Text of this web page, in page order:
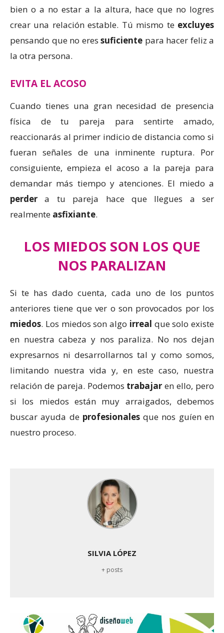
bien o a no estar a la altura, hace que no logres
crear una relación estable. Tú mismo te excluyes
pensando que no eres suficiente para hacer feliz a
la otra persona.
EVITA EL ACOSO
Cuando tienes una gran necesidad de presencia
física de tu pareja para sentirte amado,
reaccionarás al primer indicio de distancia como si
fueran señales de una inminente ruptura. Por
consiguiente, empieza el acoso a la pareja para
demandar más tiempo y atenciones. El miedo a
perder a tu pareja hace que llegues a ser
realmente asfixiante.
LOS MIEDOS SON LOS QUE
NOS PARALIZAN
Si te has dado cuenta, cada uno de los puntos
anteriores tiene que ver o son provocados por los
miedos. Los miedos son algo irreal que solo existe
en nuestra cabeza y nos paraliza. No nos dejan
expresarnos ni desarrollarnos tal y como somos,
limitando nuestra vida y, en este caso, nuestra
relación de pareja. Podemos trabajar en ello, pero
si los miedos están muy arraigados, debemos
buscar ayuda de profesionalesque nos guíen en
nuestro proceso.
SILVIA LÓPEZ
+ posts